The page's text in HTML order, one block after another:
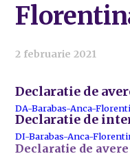
2 februarie 2021
Declaratie de
DA-Barabas-Anca-
Declaratie de
DI-Barabas-Anca-
Declaratie de